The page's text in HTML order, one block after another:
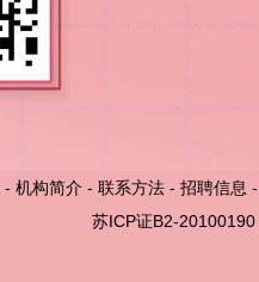
- 机构简介 - 联系方法 - 招聘信息 -
苏ICP证B2-20100190